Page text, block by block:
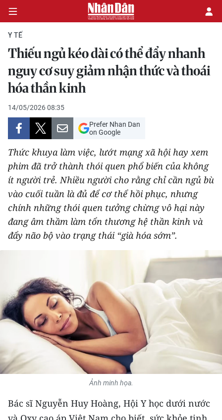
CHÍNH TRỊ
KINH TẾ
VĂN HÓA
XÃ HỘI
PHÁP LUẬT
DU LỊCH
THẾ GIỚI
THỂ THAO
Y TẾ
KHOA HỌC - CÔNG NGHỆ
MÔI TRƯỜNG
BẠN ĐỌC
KIỂM CHỨNG THÔNG TIN
TRI THỨC CHUYÊN SÂU
Y TẾ
Thiếu ngủ kéo dài có thể đẩy nhanh
nguy cơ suy giảm nhận thức và thoái
hóa thần kinh
14/05/2026 08:35
Prefer Nhan Dan
on Google
Thức khuya làm việc, lướt mạng xã hội hay xem
phim đã trở thành thói quen phổ biến của không
ít người trẻ. Nhiều người cho rằng chỉ cần ngủ bù
vào cuối tuần là đủ để cơ thể hồi phục, nhưng
chính những thói quen tưởng chừng vô hại này
đang âm thầm làm tổn thương hệ thần kinh và
đẩy não bộ vào trạng thái “già hóa sớm”.
Ảnh minh họa.
Bác sĩ Nguyễn Huy Hoàng, Hội Y học dưới nước